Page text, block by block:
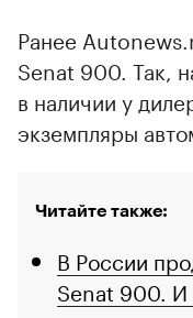
Ранее
Senat 900. Так,
в наличии у
экземпляры
Читайте также:
В России
Senat 900. И